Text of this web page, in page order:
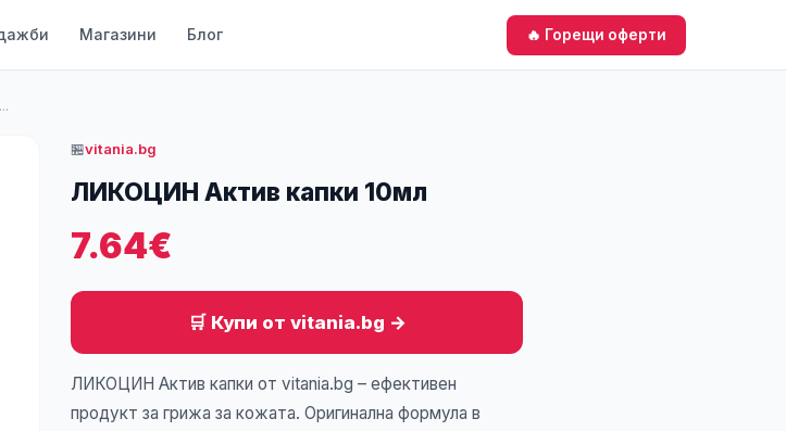
Магазини Блог 🔥 Горещи оферти
🏪vitania.bg
ЛИКОЦИН Актив капки 10мл
7.64€
🛒 Купи от vitania.bg →
ЛИКОЦИН Актив капки от vitania.bg – ефективен
продукт за грижа за кожата. Оригинална формула в